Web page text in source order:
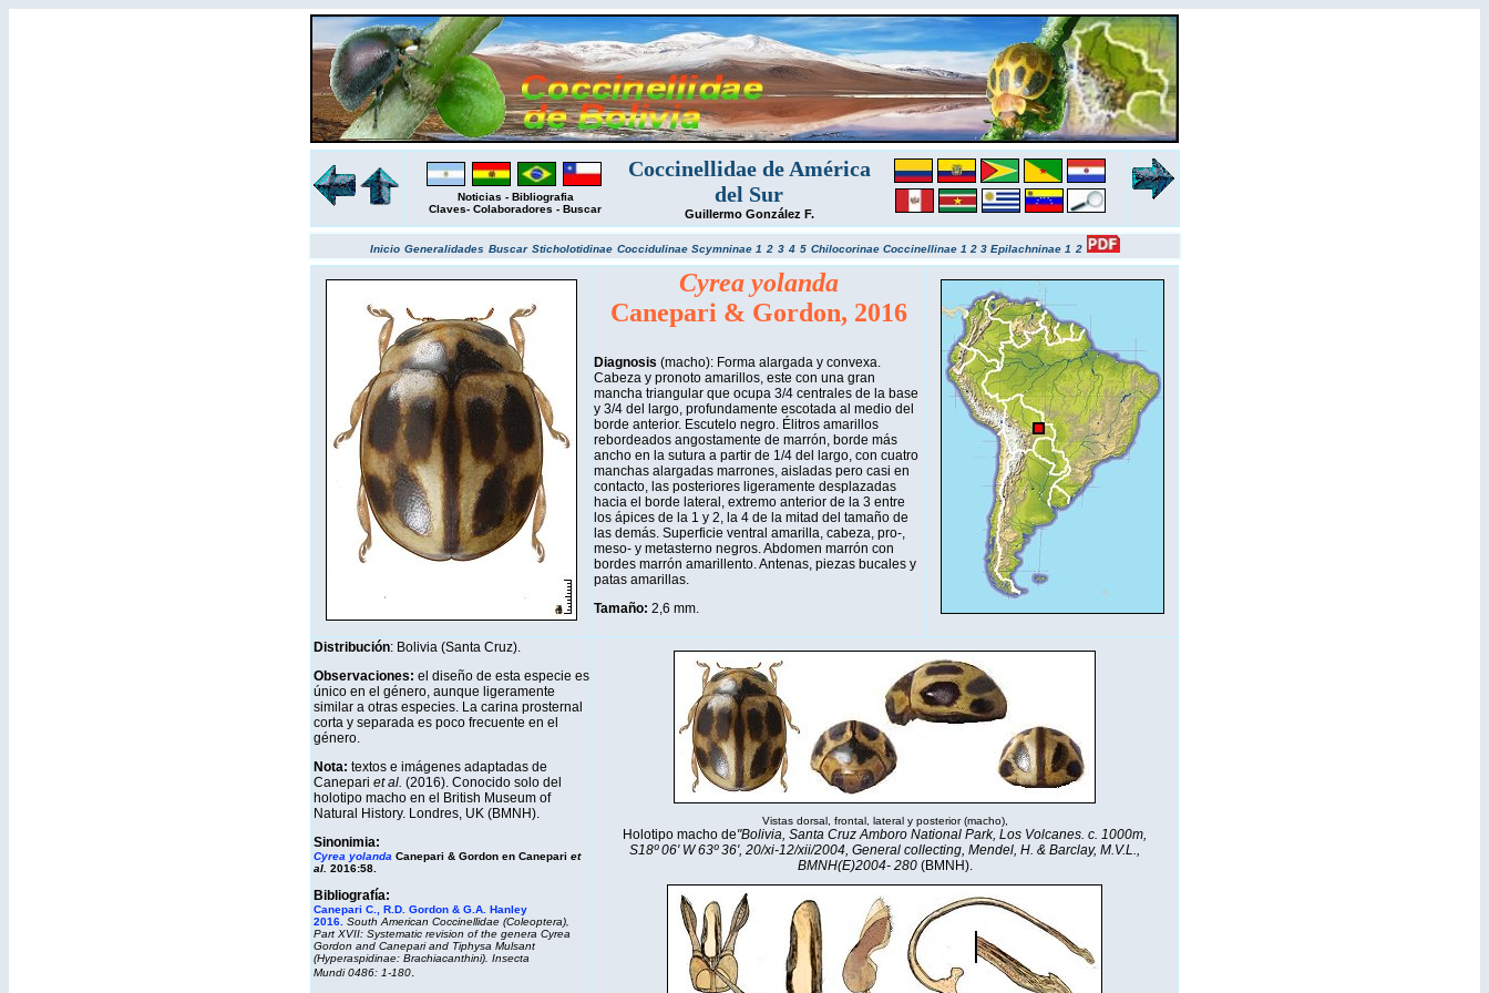
Noticias - Bibliografia
Claves- Colaboradores - Buscar
Coccinellidae de América
del Sur
Guillermo González F.
Inicio Generalidades Buscar Sticholotidinae Coccidulinae Scymninae 1 2 3 4 5 Chilocorinae Coccinellinae 1 2 3 Epilachninae 1 2
Cyrea yolanda
Canepari & Gordon, 2016
Diagnosis (macho): Forma alargada y convexa.
Cabeza y pronoto amarillos, este con una gran
mancha triangular que ocupa 3/4 centrales de la base
y 3/4 del largo, profundamente escotada al medio del
borde anterior. Escutelo negro. Élitros amarillos
rebordeados angostamente de marrón, borde más
ancho en la sutura a partir de 1/4 del largo, con cuatro
manchas alargadas marrones, aisladas pero casi en
contacto, las posteriores ligeramente desplazadas
hacia el borde lateral, extremo anterior de la 3 entre
los ápices de la 1 y 2, la 4 de la mitad del tamaño de
las demás. Superficie ventral amarilla, cabeza, pro-,
meso- y metasterno negros. Abdomen marrón con
bordes marrón amarillento. Antenas, piezas bucales y
patas amarillas.
Tamaño: 2,6 mm.
Distribución: Bolivia (Santa Cruz).
Observaciones: el diseño de esta especie es
único en el género, aunque ligeramente
similar a otras especies. La carina prosternal
corta y separada es poco frecuente en el
género.
Nota: textos e imágenes adaptadas de
Canepari et al. (2016). Conocido solo del
holotipo macho en el British Museum of
Natural History. Londres, UK (BMNH).
Sinonimia:
Cyrea yolanda Canepari & Gordon en Canepari et
al. 2016:58.
Bibliografía:
Canepari C., R.D. Gordon & G.A. Hanley
2016 South American Coccinellidae (Coleoptera),
Part XVII: Systematic revision of the genera Cyrea
Gordon and Canepari and Tiphysa Mulsant
(Hyperaspidinae: Brachiacanthini). Insecta
Mundi0486: 1-180.
Vistas dorsal, frontal, lateral y posterior (macho),
Holotipo macho de"Bolivia, Santa Cruz Amboro National Park, Los Volcanes. c. 1000m,
S18º 06' W 63º 36', 20/xi-12/xii/2004, General collecting, Mendel, H. & Barclay, M.V.L.,
BMNH(E)2004- 280(BMNH).